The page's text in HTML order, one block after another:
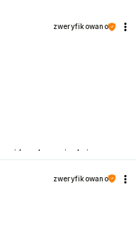
odpowiednią
zweryfikowano
zweryfikowano